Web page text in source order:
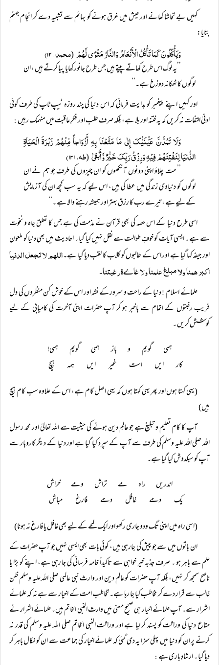
کہیں بے تحاشا کھانے اور عیش میں غرق ہونے کو بہائم سے تشبیہ دے کر انجام جہنم
بتایا:
وَیَأْکُلُونَ کَمَا تَأْکُلُ الْأَنْعَامُ وَالنَّارُ مَثْوًی لَّہُمْ (محمد، ۱۲)
’’یہ لوگ اس طرح کھاتے پیتے ہیں جس طرح جانور کھایا پیا کرتے ہیں ، ان
لوگوں کا ٹھکانہ دوزخ ہے۔‘‘
اور کہیں اپنے پیغمبر کو ہدایت فرمائی کہ اس دنیا کی چند روزہ ٹیپ ٹاپ کی طرف کوئی
ادنیٰ التفات نہ کریں کہ یہ فتنہ اور بلا ہے، بلکہ صرف طلب اور فکرِ عاقبت میں منہمک رہیں :
وَلَا تَمُدَّنَّ عَیْْنَیْْکَ إِلٰی مَا مَتَّعْنَا بِہِ أَزْوَاجاً مِّنْہُمْ زَہْرَۃَ الْحَیَاۃِ
الدُّنیَا لِنَفْتِنَہُمْ فِیْہِ وَرِزْقُ رَبِّکَ خَیْْرٌ وَّأَبْقیٰ(طہ، ۱۳۱)
’’ مت چلاؤ اپنی دونوں آنکھوں کو ان چیزوں کی طرف جو ہم نے ان
لوگوں کو دنیاوی زندگی میں عطا کی ہیں، اس لیے کہ یہ سب کچھ ان کی آزمایش
کے لیے ہے ، تیرے رب کا رزق بہتر اور ہمیشہ رہنے والا ہے ۔‘‘
اسی طرح دنیا کے اس حصہ کی بھی قرآن نے مذمت کی ہے جس کا تعلق جاہ و نخوت
سے ہے ۔ ایسی آیات کو خوفِ طوالت سے نقل نہیں کیا گیا ۔ احادیث میں بھی دنیا کو ملعون
اور جیفہ کہا گیا ہے اور اس کے طالبوں کو کلاب کا لقب دیا گیا ہے۔اللھم لا تجعل الدنیا
اکبر ھمنا ولا مبلغ علمنا ولا غاےۃ رغبتنا۔
علمائے اسلام!دنیا کے راحت و سرور کے نشہ اور اس کے خوش کن منظروں کی دل
فریب رغبتوں کے اتمام سے باخبر ہو کر آپ حضرات اپنی آخرت کی کامیابی کے لیے
کوشش کریں ۔
ہمی گویم و باز ہمی گویم ہمی!
کار ایں است غیر ایں ہمہ ہیچ
(یہی کہتا ہوں اور پھر یہی کہتا ہوں کہ یہی اصل کام ہے، اس کے علاوہ سب کام ہیچ
ہیں)
آپ کا کام تعلیم و تبلیغ ہے جو عالمِ دین ہونے کی حیثیت سے اللہ تعالیٰ اور محمد رسول
اللہ صلی اللہ علیہ وسلم کی طرف سے آپ کے سپرد کیا گیا ہے اور دنیا کے دیگر کاروبار سے
آپ کو سبکدوش کیا گیا ہے۔
اندریں راہ مے تراش ومے خراش
یک دمے غافل دمے فارغ مباش
(اسی راہ میں اپنی تگ ودو جاری رکھو اور ایک لمحے کے لیے بھی غافل یا فارغ نہ ہونا)
ان باتوں میں سے جو پیش کی جارہی ہیں، کوئی بات بھی ایسی نہیں جو آپ حضرات کے
علم سے باہر ہو ۔ صرف جذبہ خیر خواہی سے تاکیداً خامہ فرسائی کی جا رہی ہے، اپنے کو بڑا یا
ناصح سمجھ کر نہیں، بلکہ آپ حضرات کو عالم دین اور وارث نبی عالمی صلی اللہ علیہ وسلم ظن
غالب سے قرار دے کر مخاطب کیا جا رہا ہے۔ تخاطب امت کے اخیار سے ہے نہ کہ علمائے
اشرار سے۔ آپ علمائے اخیار ہی صحیح معنی میں وارث النبی الخاتم ہیں۔ علمائے اشرار نے
متاع دنیا کی وراثت کو پسند کر لیا ہے اور وراثت النبی الخاتم صلی اللہ علیہ وسلم کی قدر نہ
کرنے پر ان کو دنیا میں پہلی سزا یہ دی گئی کہ علمائے اخیار کی جماعت سے ان کو نکال باہر کر
دیا گیا ۔ ارشادِ باری ہے :